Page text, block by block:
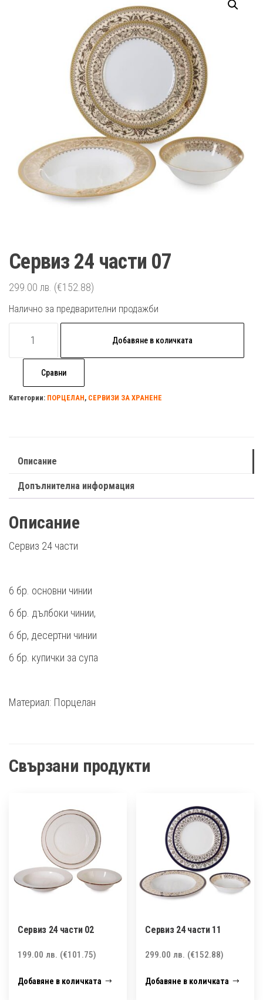
Сервиз 24 части 07
299.00 лв. (€152.88)
Налично за предварителни продажби
Сервиз
части
Добавяне в количката
Сравни
Категории: ПОРЦЕЛАН, СЕРВИЗИ ЗА ХРАНЕНЕ
Описание
Допълнителна информация
Описание
Сервиз 24 части
6 бр. основни чинии
6 бр. дълбоки чинии,
6 бр, десертни чинии
6 бр. купички за супа
Материал: Порцелан
Свързани продукти
Сервиз 24 части 02
199.00 лв. (€101.75)
Добавяне в количката
Сервиз 24 части 11
299.00лв. (€152.88)
Добавяне в количката